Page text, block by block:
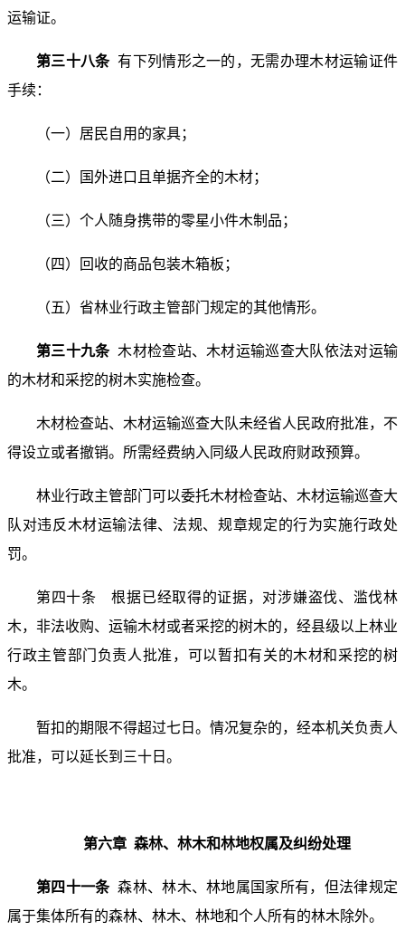
运输证。
第三十八条有下列情形之一的，无需办理木材运输证件
手续：
（一）居民自用的家具；
（二）国外进口且单据齐全的木材；
（三）个人随身携带的零星小件木制品；
（四）回收的商品包装木箱板；
（五）省林业行政主管部门规定的其他情形。
第三十九条 木材检查站、木材运输巡查大队依法对运输
的木材和采挖的树木实施检查。
木材检查站、木材运输巡查大队未经省人民政府批准，不
得设立或者撤销。所需经费纳入同级人民政府财政预算。
林业行政主管部门可以委托木材检查站、木材运输巡查大
队对违反木材运输法律、法规、规章规定的行为实施行政处
罚。
第四十条 根据已经取得的证据，对涉嫌盗伐、滥伐林
木，非法收购、运输木材或者采挖的树木的，经县级以上林业
行政主管部门负责人批准，可以暂扣有关的木材和采挖的树
木。
暂扣的期限不得超过七日。情况复杂的，经本机关负责人
批准，可以延长到三十日。
第六章 森林、林木和林地权属及纠纷处理
第四十一条森林、林木、林地属国家所有，但法律规定
属于集体所有的森林、林木、林地和个人所有的林木除外。